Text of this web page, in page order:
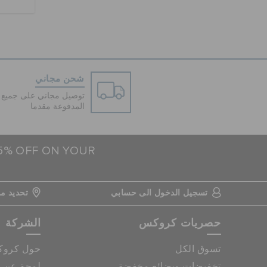
شحن مجاني
توصيل مجاني على جميع
المدفوعة مقدما
OFF ON YOUR
تسجيل الدخول الى حسابي تحديد
حصريات كروكس
تسوق الكل
الشركة
حول